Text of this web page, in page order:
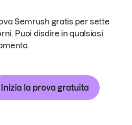
Semrush gratis per sette
Puoi disdire in qualsiasi
Inizia la prova gratuita